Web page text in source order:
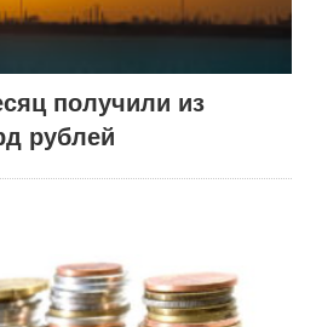
получили из
рублей